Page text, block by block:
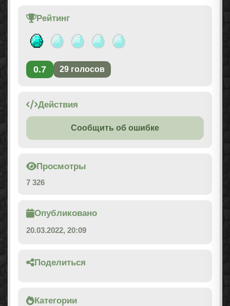
Рейтинг
0.7 29 голосов
Действия
Сообщить об ошибке
Просмотры
7 326
Опубликовано
20.03.2022, 20:09
Поделиться
Категории